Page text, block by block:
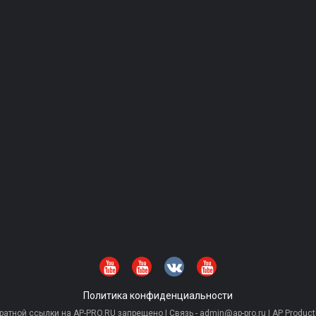
Политика конфиденциальности
ссылки на AP-PRO.RU запрещено | Связь - admin@ap-pro.ru | AP